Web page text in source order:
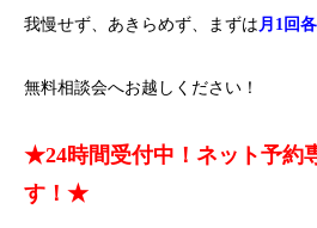
我慢せず、あきらめず、まずは 月1回
無料相談会へお越しください！
★24時間受付中！ネット予約
す！★